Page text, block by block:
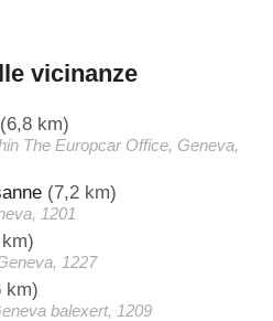
vicinanze
(6,8 km)
The Europcar Office, Geneva,
(7,2 km)
1201
1227
km)
balexert, 1209